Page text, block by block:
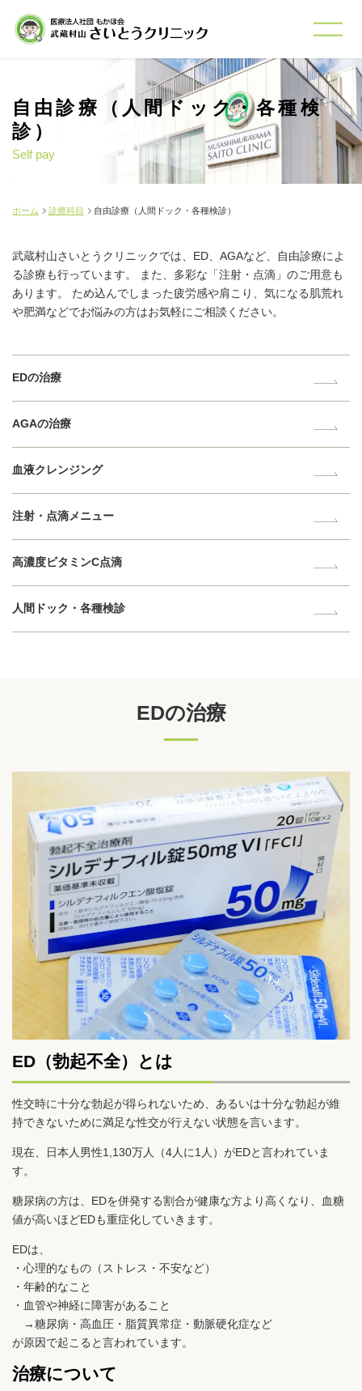
自由診療（人間ドック・各種検
診）
Self pay
ホーム 診療科目 自由診療（人間ドック・各種検診）
武蔵村山さいとうクリニックでは、ED、AGAなど、自由診療によ
る診療も行っています。
また、多彩な「注射・点滴」のご用意も
あります。
ため込んでしまった疲労感や肩こり、気になる肌荒れ
や肥満などでお悩みの方はお気軽にご相談ください。
EDの治療
AGAの治療
血液クレンジング
注射・点滴メニュー
高濃度ビタミンC点滴
人間ドック・各種検診
EDの治療
ED（勃起不全）とは
性交時に十分な勃起が得られないため、あるいは十分な勃起が維
持できないために満足な性交が行えない状態を言います。
現在、日本人男性1,130万人（4人に1人）がEDと言われていま
す。
糖尿病の方は、EDを併発する割合が健康な方より高くなり、血糖
値が高いほどEDも重症化していきます。
EDは、
・心理的なもの（ストレス・不安など）
・年齢的なこと
・血管や神経に障害があること
→糖尿病・高血圧・脂質異常症・動脈硬化症など
が原因で起こると言われています。
治療について